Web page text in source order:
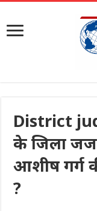
District
के जिला
आशीष गर्ग
?